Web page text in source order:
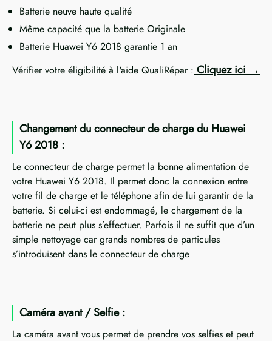
Batterie neuve haute qualité
Même capacité que la batterie Originale
Batterie Huawei Y6 2018 garantie 1 an
Vérifier votre éligibilité à l'aide QualiRépar : Cliquez ici
Changement du connecteur de charge du Huawei
Y6 2018 :
Le connecteur de charge permet la bonne alimentation de
votre Huawei Y6 2018. Il permet donc la connexion entre
votre fil de charge et le téléphone afin de lui garantir de la
batterie. Si celui-ci est endommagé, le chargement de la
batterie ne peut plus s’effectuer. Parfois il ne suffit que d’un
simple nettoyage car grands nombres de particules
s’introduisent dans le connecteur de charge
Caméra avant / Selfie :
La caméra avant vous permet de prendre vos selfies et peut